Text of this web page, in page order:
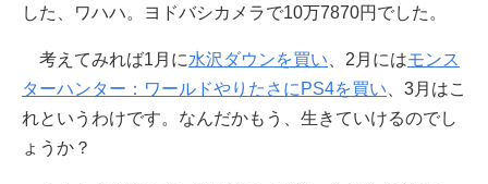
した、ワハハ。ヨドバシカメラで10万7870円でした。
考えてみれば1月に水沢ダウンを買い 、2月にはモンス
ターハンター：ワールドやりたさにPS4を買い 、3月はこ
れというわけです。なんだかもう、生きていけるのでし
ょうか？